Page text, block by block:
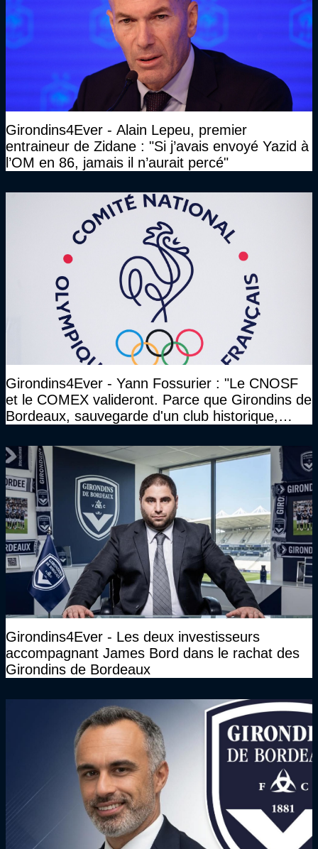
Girondins4Ever - Alain Lepeu, premier
entraineur de Zidane : "Si j’avais envoyé Yazid à
l’OM en 86, jamais il n’aurait percé"
Girondins4Ever - Yann Fossurier : "Le CNOSF
et le COMEX valideront. Parce que Girondins de
Bordeaux, sauvegarde d'un club historique,
Girondins4Ever - Les deux investisseurs
accompagnant James Bord dans le rachat des
Girondins de Bordeaux